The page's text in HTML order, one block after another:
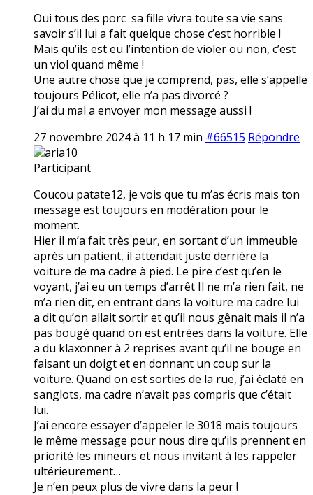
Oui tous des porc sa fille vivra toute sa vie sans
savoir s’il lui a fait quelque chose c’est horrible !
Mais qu’ils est eu l’intention de violer ou non, c’est
un viol quand même !
Une autre chose que je comprend, pas, elle s’appelle
toujours Pélicot, elle n’a pas divorcé ?
J’ai du mal a envoyer mon message aussi !
27 novembre 2024 à 11 h 17 min #66515 Répondre
aria10
Participant
Coucou patate12, je vois que tu m’as écris mais ton
message est toujours en modération pour le
moment.
Hier il m’a fait très peur, en sortant d’un immeuble
après un patient, il attendait juste derrière la
voiture de ma cadre à pied. Le pire c’est qu’en le
voyant, j’ai eu un temps d’arrêt Il ne m’a rien fait, ne
m’a rien dit, en entrant dans la voiture ma cadre lui
a dit qu’on allait sortir et qu’il nous gênait mais il n’a
pas bougé quand on est entrées dans la voiture. Elle
a du klaxonner à 2 reprises avant qu’il ne bouge en
faisant un doigt et en donnant un coup sur la
voiture. Quand on est sorties de la rue, j’ai éclaté en
sanglots, ma cadre n’avait pas compris que c’était
lui.
J’ai encore essayer d’appeler le 3018 mais toujours
le même message pour nous dire qu’ils prennent en
priorité les mineurs et nous invitant à les rappeler
ultérieurement…
Je n’en peux plus de vivre dans la peur !